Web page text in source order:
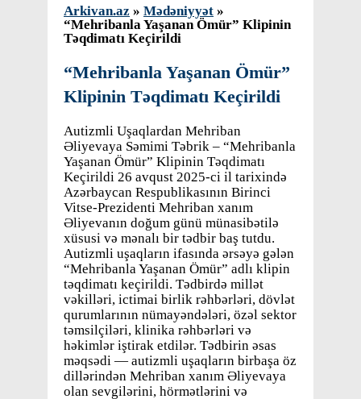
Arkivan.az » Mədəniyyət »
“Mehribanla Yaşanan Ömür” Klipinin
Təqdimatı Keçirildi
“Mehribanla Yaşanan Ömür”
Klipinin Təqdimatı Keçirildi
Autizmli Uşaqlardan Mehriban
Əliyevaya Səmimi Təbrik – “Mehribanla
Yaşanan Ömür” Klipinin Təqdimatı
Keçirildi 26 avqust 2025-ci il tarixində
Azərbaycan Respublikasının Birinci
Vitse-Prezidenti Mehriban xanım
Əliyevanın doğum günü münasibətilə
xüsusi və mənalı bir tədbir baş tutdu.
Autizmli uşaqların ifasında ərsəyə gələn
“Mehribanla Yaşanan Ömür” adlı klipin
təqdimatı keçirildi. Tədbirdə millət
vəkilləri, ictimai birlik rəhbərləri, dövlət
qurumlarının nümayəndələri, özəl sektor
təmsilçiləri, klinika rəhbərləri və
həkimlər iştirak etdilər. Tədbirin əsas
məqsədi — autizmli uşaqların birbaşa öz
dillərindən Mehriban xanım Əliyevaya
olan sevgilərini, hörmətlərini və